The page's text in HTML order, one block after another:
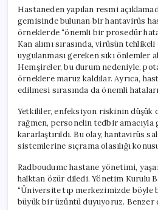
Hastaneden yapılan resmi
gemisinde bulunan bir hantavirüs
örneklerde “önemli bir prosedür
Kan alımı sırasında, virüsün
uygulanması gereken sıkı önlemler
Hemşireler, bu durum nedeniyle,
örneklere maruz kaldılar. Ayrıca,
edilmesi sırasında da önemli
Yetkililer, enfeksiyon riskinin düşük
rağmen, personelin tedbir amacıyla
kararlaştırıldı. Bu olay, hantavirüs
sistemlerine sıçrama olasılığı
Radboudumc hastane yönetimi,
halktan özür diledi. Yönetim Kurulu
“Üniversite tıp merkezimizde böyle
büyük bir üzüntü duyuyoruz. Benzer